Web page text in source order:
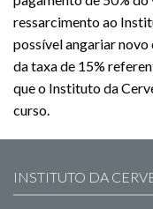
ressarcimento ao
possível angariar novo
da taxa de 15%
que o Instituto da
curso.
INSTITUTO DA